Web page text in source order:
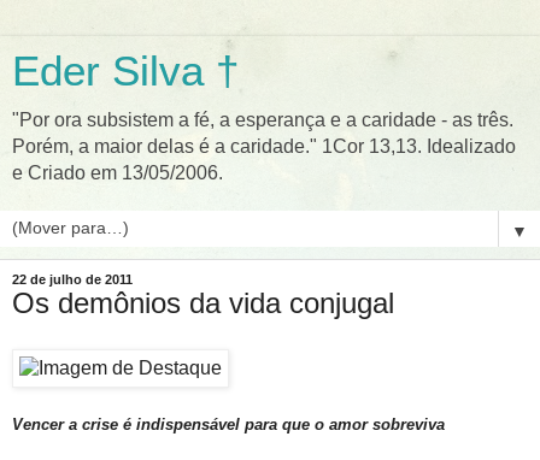
Eder Silva †
"Por ora subsistem a fé, a esperança e a caridade - as três.
Porém, a maior delas é a caridade." 1Cor 13,13. Idealizado
e Criado em 13/05/2006.
▼
22 de julho de 2011
Os demônios da vida conjugal
Vencer a crise é indispensável para que o amor sobreviva